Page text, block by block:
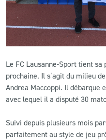
LS ACADEMY CAMPS
MATCH DES CELEBRITES
Le FC Lausanne-Sport tient
prochaine. Il s’agit du milieu
Andrea Maccoppi. Il débarque
avec lequel il a disputé 30
Suivi depuis plusieurs mois
parfaitement au style de jeu